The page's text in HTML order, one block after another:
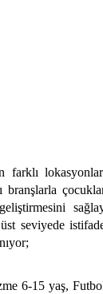
farklı
seviyede
6-15 yaş,